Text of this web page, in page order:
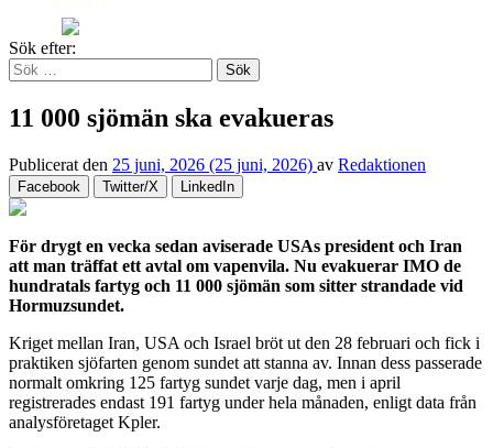
Sök efter:
11 000 sjömän ska evakueras
Publicerat den 25 juni, 2026 (25 juni, 2026) av Redaktionen
Facebook Twitter/X LinkedIn
För drygt en vecka sedan aviserade USAs president och Iran
att man träffat ett avtal om vapenvila. Nu evakuerar IMO de
hundratals fartyg och 11 000 sjömän som sitter strandade vid
Hormuzsundet.
Kriget mellan Iran, USA och Israel bröt ut den 28 februari och fick i
praktiken sjöfarten genom sundet att stanna av. Innan dess passerade
normalt omkring 125 fartyg sundet varje dag, men i april
registrerades endast 191 fartyg under hela månaden, enligt data från
analysföretaget Kpler.